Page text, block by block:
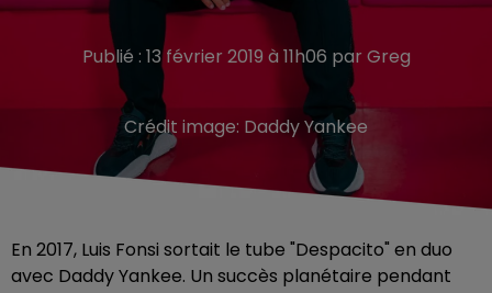
Publié : 13 février 2019 à 11h06 par Greg
Crédit image: Daddy Yankee
En 2017, Luis Fonsi sortait le tube "Despacito" en duo
avec Daddy Yankee. Un succès planétaire pendant